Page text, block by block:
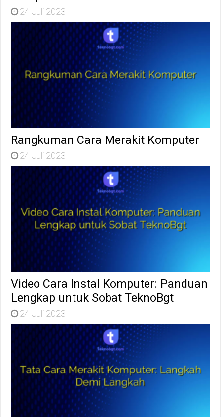
24 Juli 2023
Rangkuman Cara Merakit Komputer
24 Juli 2023
Video Cara Instal Komputer: Panduan
Lengkap untuk Sobat TeknoBgt
24 Juli 2023